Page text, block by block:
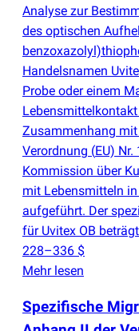
Analyse zur
des optischen
Handelsnamen
Probe oder einem
Zusammenhang mit
Verordnung (EU)
Kommission über
mit Lebensmitteln
aufgeführt. Der
für Uvitex OB
228–336 $
Mehr lesen
Spezifische